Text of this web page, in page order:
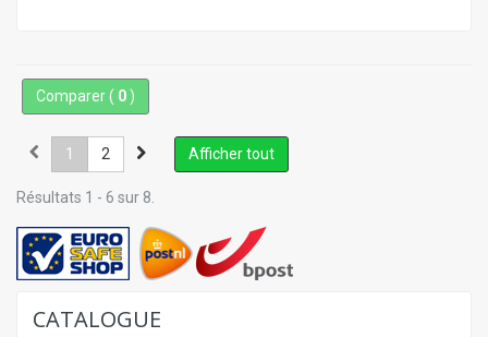
Comparer ( 0 )
Afficher tout
1 2
Résultats 1 - 6 sur 8.
CATALOGUE